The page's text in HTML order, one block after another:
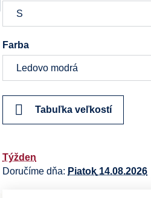
Farba
Tabuľka veľkostí
Týžden
Doručíme dňa: Piatok 14.08.2026